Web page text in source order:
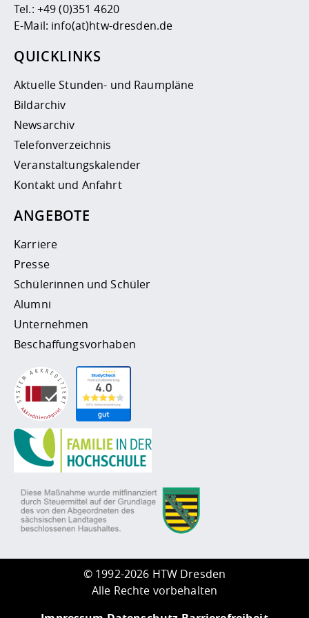
Tel.: +49 (0)351 4620
E-Mail: info(at)htw-dresden.de
QUICKLINKS
Aktuelle Stunden- und Raumpläne
Bildarchiv
Newsarchiv
Telefonverzeichnis
Veranstaltungskalender
Kontakt und Anfahrt
ANGEBOTE
Karriere
Presse
Schülerinnen und Schüler
Alumni
Unternehmen
Beschaffungsvorhaben
© 1992-2026 HTW Dresden
Alle Rechte vorbehalten